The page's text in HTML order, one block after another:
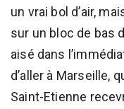
un vrai bol d’air,
sur un bloc de bas
aisé dans
d’aller à Marseille,
Saint-Etienne